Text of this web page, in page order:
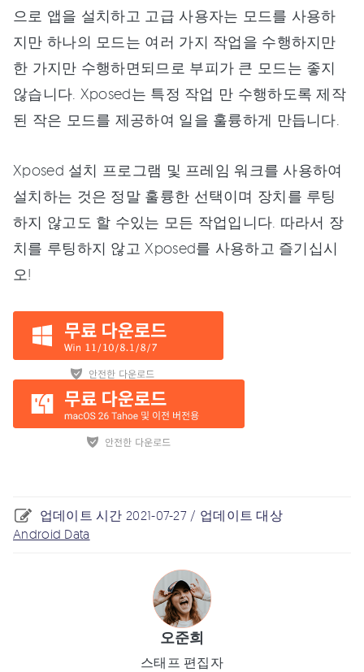
으로 앱을 설치하고 고급 사용자는 모드를 사용하
지만 하나의 모드는 여러 가지 작업을 수행하지만
한 가지만 수행하면되므로 부피가 큰 모드는 좋지
않습니다. Xposed는 특정 작업 만 수행하도록 제작
된 작은 모드를 제공하여 일을 훌륭하게 만듭니다.
Xposed 설치 프로그램 및 프레임 워크를 사용하여
설치하는 것은 정말 훌륭한 선택이며 장치를 루팅
하지 않고도 할 수있는 모든 작업입니다. 따라서 장
치를 루팅하지 않고 Xposed를 사용하고 즐기십시
오!
업데이트 시간 2021-07-27 / 업데이트 대상
Android Data
오준희
스태프 편집자